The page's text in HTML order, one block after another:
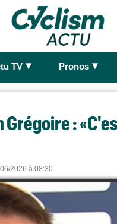
TV ► Pronos ►
Grégoire :
2026 à 08:30.